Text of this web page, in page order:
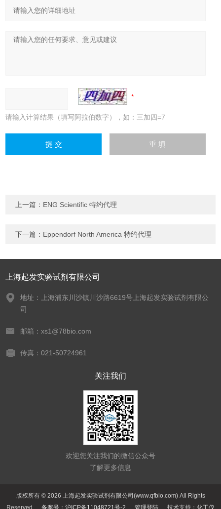
请输入计算结果（填写阿拉伯数字），如：三加四=7
上一篇： ENG Scientific 特约代理
下一篇： Eppendorf North America 特约代理
上海起发实验试剂有限公司
地址：上海浦东川沙镇川沙路6619号上海起发实验试剂有限公
司
邮箱：xs1@78bio.com
传真：021-50724961
关注我们
欢迎您关注我们的微信公众号
了解更多信息
版权所有 © 2026 上海起发实验试剂有限公司(www.qfbio.com) All Rights
Reserved 备案号：沪ICP备11048721号-2 管理登陆 技术支持： 化工仪